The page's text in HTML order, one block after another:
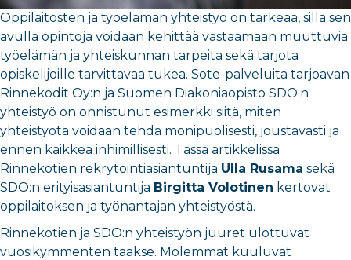
Oppilaitosten ja työelämän yhteistyö on tärkeää, sillä sen
avulla opintoja voidaan kehittää vastaamaan muuttuvia
työelämän ja yhteiskunnan tarpeita sekä tarjota
opiskelijoille tarvittavaa tukea. Sote-palveluita tarjoavan
Rinnekodit Oy:n ja Suomen Diakoniaopisto SDO:n
yhteistyö on onnistunut esimerkki siitä, miten
yhteistyötä voidaan tehdä monipuolisesti, joustavasti ja
ennen kaikkea inhimillisesti. Tässä artikkelissa
Rinnekotien rekrytointiasiantuntija Ulla Rusama sekä
SDO:n erityisasiantuntija Birgitta Volotinen kertovat
oppilaitoksen ja työnantajan yhteistyöstä.
Rinnekotien ja SDO:n yhteistyön juuret ulottuvat
vuosikymmenten taakse. Molemmat kuuluvat